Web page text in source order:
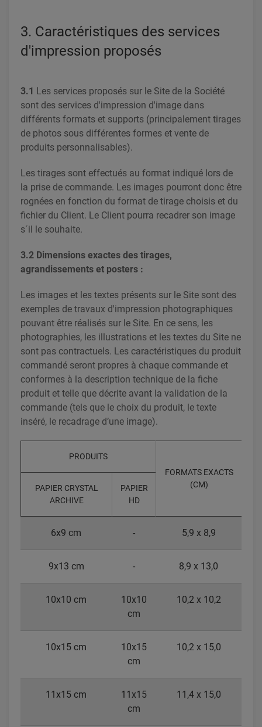
3. Caractéristiques des services
d'impression proposés
3.1 Les services proposés sur le Site de la Société
sont des services d'impression d'image dans
différents formats et supports (principalement tirages
de photos sous différentes formes et vente de
produits personnalisables).
Les tirages sont effectués au format indiqué lors de
la prise de commande. Les images pourront donc être
rognées en fonction du format de tirage choisis et du
fichier du Client. Le Client pourra recadrer son image
s´il le souhaite.
3.2 Dimensions exactes des tirages,
agrandissements et posters :
Les images et les textes présents sur le Site sont des
exemples de travaux d'impression photographiques
pouvant être réalisés sur le Site. En ce sens, les
photographies, les illustrations et les textes du Site ne
sont pas contractuels. Les caractéristiques du produit
commandé seront propres à chaque commande et
conformes à la description technique de la fiche
produit et telle que décrite avant la validation de la
commande (tels que le choix du produit, le texte
inséré, le recadrage d’une image).
PRODUITS
FORMATS EXACTS
(CM)
PAPIER CRYSTAL
ARCHIVE
PAPIER
HD
6x9 cm - 5,9 x 8,9
9x13 cm - 8,9 x 13,0
10x10 cm
10x10
cm
10,2 x 10,2
10x15 cm
10x15
cm
10,2 x 15,0
11x15 cm
11x15
cm
11,4 x 15,0